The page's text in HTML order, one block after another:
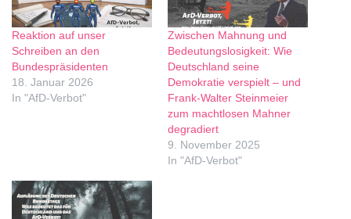
Reaktion auf unser
Schreiben an den
Bundespräsidenten
18. Januar 2026
In "AfD-Verbot"
Zwischen Mahnung und
Bedeutungslosigkeit: Wie
Deutschland seine
Demokratie verspielt – und
Frank-Walter Steinmeier
zum machtlosen Mahner
degradiert
9. November 2025
In "AfD-Verbot"